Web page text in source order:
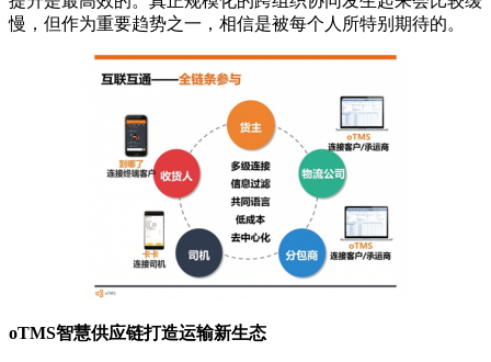
慢，但作为重要趋势之一，相信是被每个人所特别期待的。
oTMS智慧供应链打造运输新生态